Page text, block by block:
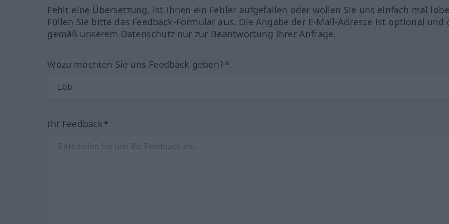
Fehlt eine Übersetzung, ist Ihnen ein Fehler aufgefallen oder wollen Sie uns einfach mal
Füllen Sie bitte das Feedback-Formular aus. Die Angabe der E-Mail-Adresse ist optional und
gemäß unserem Datenschutz nur zur Beantwortung Ihrer Anfrage.
Wozu möchten Sie uns Feedback geben?*
Ihr Feedback*